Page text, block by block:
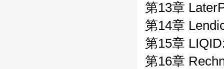
第13章
第14章
第15章
第16章